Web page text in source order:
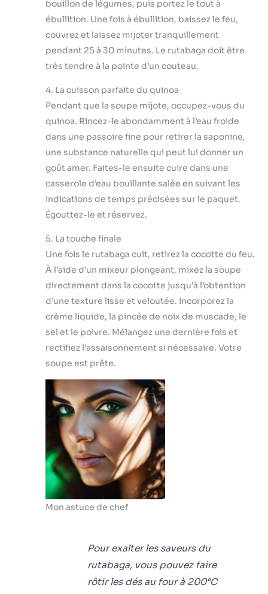
bouillon de légumes, puis portez le tout à
ébullition. Une fois à ébullition, baissez le feu,
couvrez et laissez mijoter tranquillement
pendant 25 à 30 minutes. Le rutabaga doit être
très tendre à la pointe d’un couteau.
4. La cuisson parfaite du quinoa
Pendant que la soupe mijote, occupez-vous du
quinoa. Rincez-le abondamment à l’eau froide
dans une passoire fine pour retirer la saponine,
une substance naturelle qui peut lui donner un
goût amer. Faites-le ensuite cuire dans une
casserole d’eau bouillante salée en suivant les
indications de temps précisées sur le paquet.
Égouttez-le et réservez.
5. La touche finale
Une fois le rutabaga cuit, retirez la cocotte du feu.
À l’aide d’un mixeur plongeant, mixez la soupe
directement dans la cocotte jusqu’à l’obtention
d’une texture lisse et veloutée. Incorporez la
crème liquide, la pincée de noix de muscade, le
sel et le poivre. Mélangez une dernière fois et
rectifiez l’assaisonnement si nécessaire. Votre
soupe est prête.
Mon astuce de chef
Pour exalter les saveurs du
rutabaga, vous pouvez faire
rôtir les dés au four à 200°C